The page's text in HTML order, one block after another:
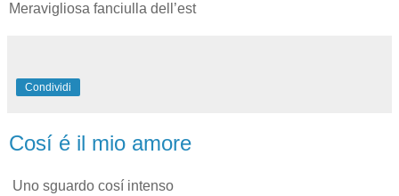
Meravigliosa fanciulla dell’est
Condividi
Cosí é il mio amore
Uno sguardo cosí intenso